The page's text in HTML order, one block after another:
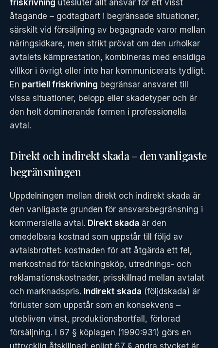
friskrivning utesluter allt ansvar för ett visst
åtagande – godtagbart i begränsade situationer,
särskilt vid försäljning av begagnade varor mellan
näringsidkare, men strikt prövat om den urholkar
avtalets kärnprestation, kombineras med ensidiga
villkor i övrigt eller inte har kommunicerats tydligt.
En partiell friskrivning begränsar ansvaret till
vissa situationer, belopp eller skadetyper och är
den helt dominerande formen i professionella
avtal.
Direkt och indirekt skada – den vanligaste
begränsningen
Uppdelningen mellan direkt och indirekt skada är
den vanligaste grunden för ansvarsbegränsning i
kommersiella avtal. Direkt skada är den
omedelbara kostnad som uppstår till följd av
avtalsbrottet: kostnaden för att åtgärda ett fel,
merkostnad för täckningsköp, utrednings- och
reklamationskostnader, prisskillnad mellan avtalat
och marknadspris. Indirekt skada (följdskada) är
förluster som uppstår som en konsekvens –
utebliven vinst, produktionsbortfall, förlorad
försäljning. I 67 § köplagen (1990:931) görs en
uttrycklig åtskillnad: enligt 67 § andra stycket är